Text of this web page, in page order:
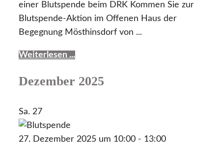
einer Blutspende beim DRK Kommen Sie zur
Blutspende-Aktion im Offenen Haus der
Begegnung Mösthinsdorf von ...
Weiterlesen ...
Dezember 2025
Sa. 27
27. Dezember 2025 um 10:00 - 13:00